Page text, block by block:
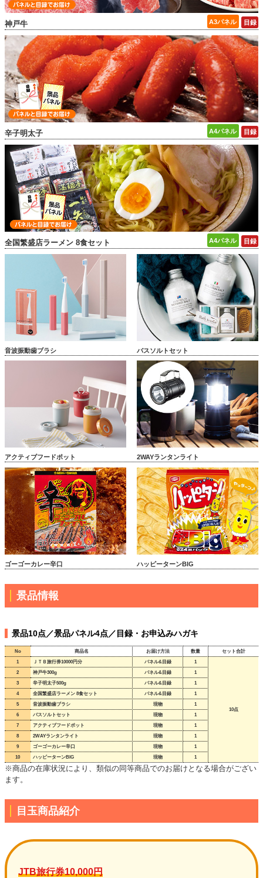
神戸牛
辛子明太子
全国繁盛店ラーメン 8食セット
音波振動歯ブラシ バスソルトセット
アクティブフードポット 2WAYランタンライト
ゴーゴーカレー辛口 ハッピーターンBIG
景品情報
景品10点／景品パネル4点／目録・お申込みハガキ
No 商品名 お届け方法 数量
セット合計
1
ＪＴＢ旅行券10000円分 パネル&目録 1
10点
2 神戸牛300g パネル&目録
1
3
辛子明太子500g パネル&目録
1
4
全国繁盛店ラーメン 8食セット パネル&目録
1
5
音波振動歯ブラシ 現物
1
6
バスソルトセット 現物
1
7
アクティブフードポット 現物
1
8
2WAYランタンライト 現物
1
9
ゴーゴーカレー辛口 現物
1
10
ハッピーターンBIG 現物 1
※商品の在庫状況により、類似の同等商品でのお届けとなる場合がござい
ます。
目玉商品紹介
JTB旅行券10,000円